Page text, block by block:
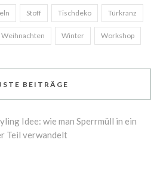
Stoff Tischdeko Türkranz
Weihnachten Winter Workshop
BEITRÄGE
Idee: wie man Sperrmüll in ein
Teil verwandelt